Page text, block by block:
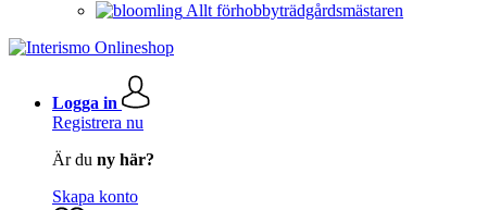
Allt förhobbyträdgårdsmästaren
Logga in
Registrera nu
Är du ny här?
Skapa konto